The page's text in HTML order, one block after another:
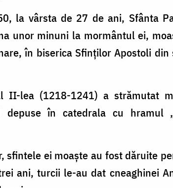
la vârsta de 27 de ani, Sfânta
unor minuni la mormântul ei,
în biserica Sfinților Apostoli din
lea (1218-1241) a strămutat
în catedrala cu hramul
sfintele ei moaște au fost dăruite
ani, turcii le-au dat cneaghinei